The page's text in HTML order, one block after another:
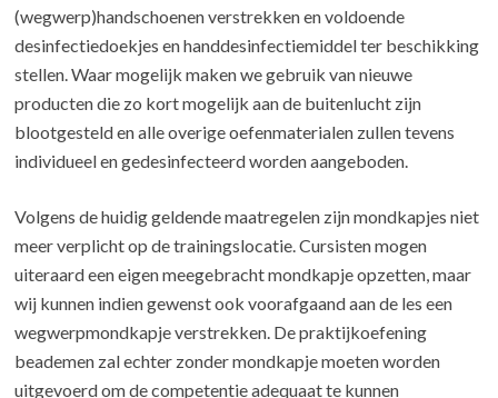
(wegwerp)handschoenen verstrekken en voldoende
desinfectiedoekjes en handdesinfectiemiddel ter beschikking
stellen. Waar mogelijk maken we gebruik van nieuwe
producten die zo kort mogelijk aan de buitenlucht zijn
blootgesteld en alle overige oefenmaterialen zullen tevens
individueel en gedesinfecteerd worden aangeboden.
Volgens de huidig geldende maatregelen zijn mondkapjes niet
meer verplicht op de trainingslocatie. Cursisten mogen
uiteraard een eigen meegebracht mondkapje opzetten, maar
wij kunnen indien gewenst ook voorafgaand aan de les een
wegwerpmondkapje verstrekken. De praktijkoefening
beademen zal echter zonder mondkapje moeten worden
uitgevoerd om de competentie adequaat te kunnen